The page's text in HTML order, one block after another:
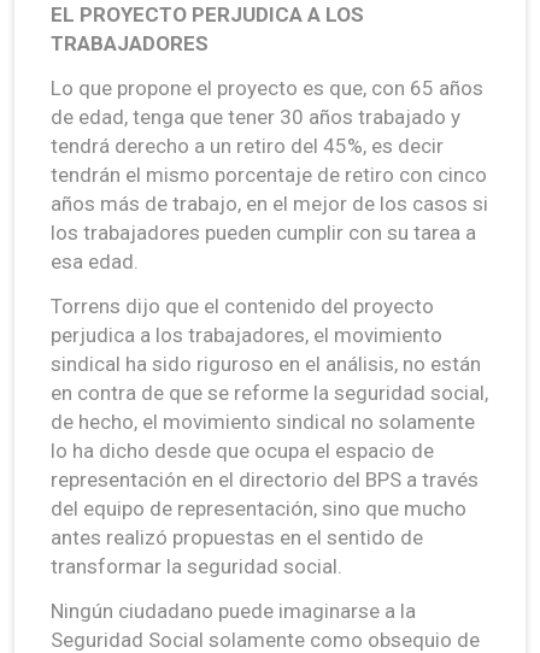
EL PROYECTO PERJUDICA A LOS
TRABAJADORES
Lo que propone el proyecto es que, con 65 años
de edad, tenga que tener 30 años trabajado y
tendrá derecho a un retiro del 45%, es decir
tendrán el mismo porcentaje de retiro con cinco
años más de trabajo, en el mejor de los casos si
los trabajadores pueden cumplir con su tarea a
esa edad.
Torrens dijo que el contenido del proyecto
perjudica a los trabajadores, el movimiento
sindical ha sido riguroso en el análisis, no están
en contra de que se reforme la seguridad social,
de hecho, el movimiento sindical no solamente
lo ha dicho desde que ocupa el espacio de
representación en el directorio del BPS a través
del equipo de representación, sino que mucho
antes realizó propuestas en el sentido de
transformar la seguridad social.
Ningún ciudadano puede imaginarse a la
Seguridad Social solamente como obsequio de